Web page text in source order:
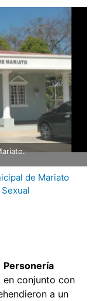
de Mariato
Personería
en conjunto con
a un